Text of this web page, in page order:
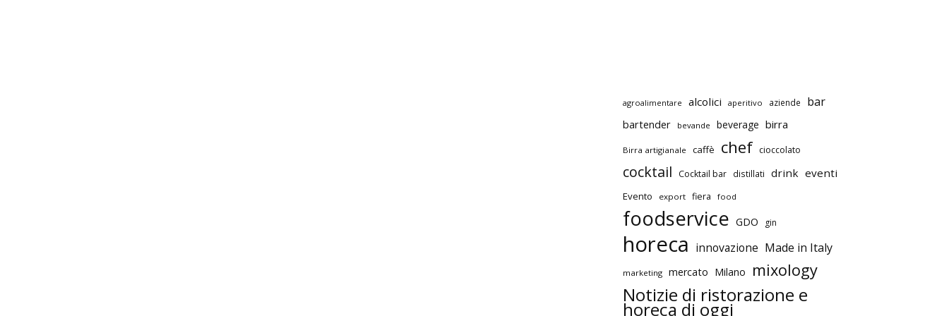
agroalimentare alcolici aperitivo aziende bar
bartender bevande beverage birra
Birra artigianale caffè chef cioccolato
cocktail Cocktail bar distillati drink eventi
Evento export fiera food
foodservice GDO gin
horeca innovazione Made in Italy
marketing mercato Milano mixology
Notizie di ristorazione e
horeca di oggi